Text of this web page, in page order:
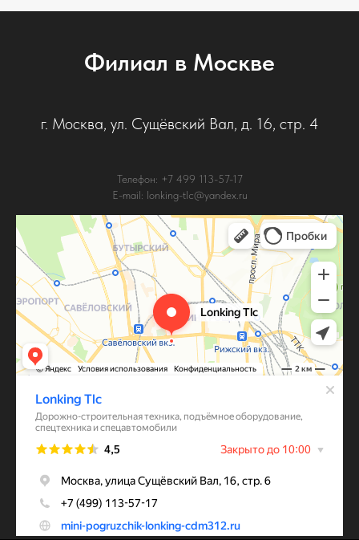
Филиал в Москве
г. Москва, ул. Сущёвский Вал, д. 16, стр. 4
Телефон: +7 499 113-57-17
E-mail: lonking-tlc@yandex.ru